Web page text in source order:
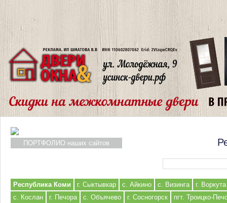
ПОРТФОЛИО наших сайтов
Республика Коми г. Сыктывкар с. Айкино с. Визинга
г. Воркута
с. Кослан
г. Печора с. Объячево г. Сосногорск пгт. Троицко-